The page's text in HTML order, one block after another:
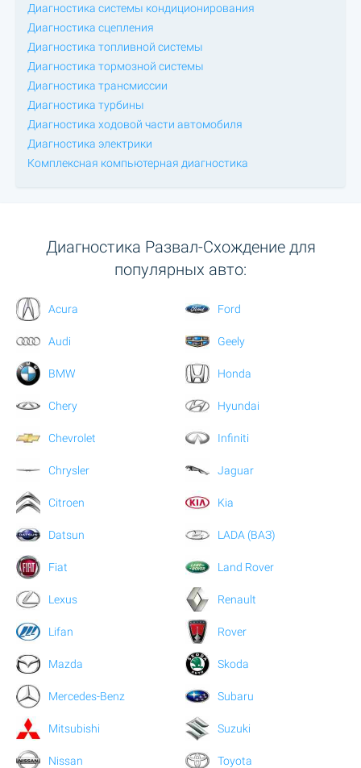
Диагностика системы кондиционирования
Диагностика сцепления
Диагностика топливной системы
Диагностика тормозной системы
Диагностика трансмиссии
Диагностика турбины
Диагностика ходовой части автомобиля
Диагностика электрики
Комплексная компьютерная диагностика
Диагностика Развал-Схождение для
популярных авто:
Acura
Audi
BMW
Chery
Chevrolet
Chrysler
Citroen
Datsun
Fiat
Ford
Geely
Honda
Hyundai
Infiniti
Jaguar
Kia
LADA (ВАЗ)
Land Rover
Lexus
Lifan
Mazda
Mercedes-Benz
Mitsubishi
Nissan
Renault
Rover
Skoda
Subaru
Suzuki
Toyota